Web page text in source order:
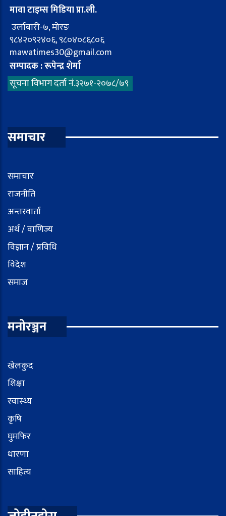
मावा टाइम्स मिडिया प्रा.ली.
उर्लाबारी-७, मोरङ
९८४२०९२४०६, ९८०४०८६८०६
mawatimes30@gmail.com
सम्पादक : रूपेन्द्र शेर्मा
सूचना विभाग दर्ता नं.३२७१-२०७८/७९
समाचार
समाचार
राजनीति
अन्तरवार्ता
अर्थ / वाणिज्य
विज्ञान / प्रविधि
विदेश
समाज
मनोरञ्जन
खेलकुद
शिक्षा
स्वास्थ्य
कृषि
घुमफिर
धारणा
साहित्य